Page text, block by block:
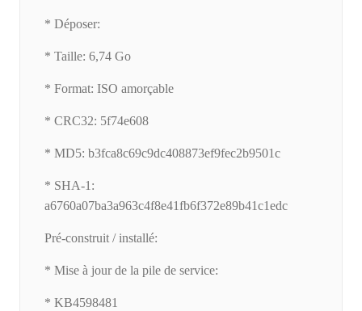
* Déposer:
* Taille: 6,74 Go
* Format: ISO amorçable
* CRC32: 5f74e608
* MD5: b3fca8c69c9dc408873ef9fec2b9501c
* SHA-1:
a6760a07ba3a963c4f8e41fb6f372e89b41c1edc
Pré-construit / installé:
* Mise à jour de la pile de service:
* KB4598481